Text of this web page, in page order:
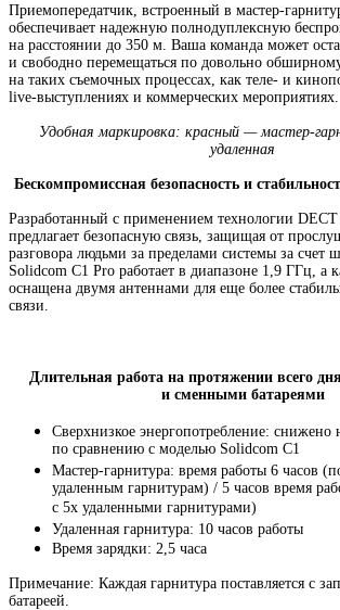
Приемопередатчик встроенный в мастер-
обеспечивает надежную полнодуплексную
на расстоянии до 350 м. Ваша команда может
и свободно перемещаться по довольно
на таких съемочных процессах как теле- и
live-выступлениях и коммерческих мероприятиях.
Удобная маркировка: красный — мастер-
удаленная
Бескомпромиссная безопасность и
Разработанный с применением технологии
предлагает безопасную связь защищая от
разговора людьми за пределами системы за счет
Solidcom C1 Pro работает в диапазоне 1,9 ГГц а
оснащена двумя антеннами для еще более
связи.
Длительная работа на протяжении всего
и сменными батареями
Сверхнизкое энергопотребление: снижено
по сравнению с моделью Solidcom C1
Мастер-гарнитура: время работы 6 часов (
удаленным гарнитурам) / 5 часов время
с 5х удаленными гарнитурами)
Удаленная гарнитура: 10 часов работы
Время зарядки: 2,5 часа
Примечание: Каждая гарнитура поставляется с
батареей.